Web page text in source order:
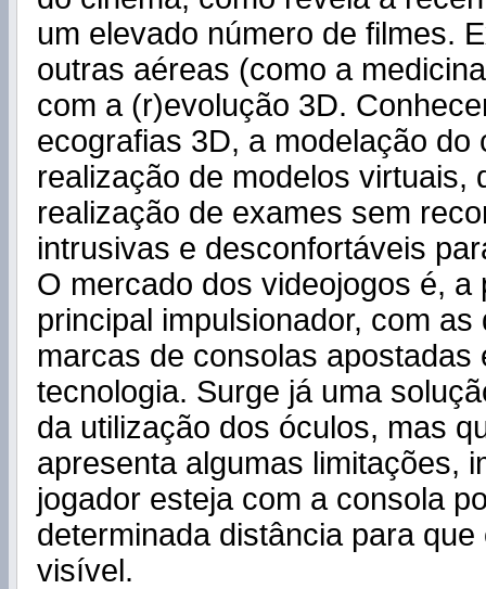
um elevado número de filmes.
outras aéreas (como a
com a (r)evolução 3D.
ecografias 3D, a modelação do
realização de modelos virtuais,
realização de exames sem
intrusivas e desconfortáveis
O mercado dos videojogos é, a
principal impulsionador, com as
marcas de consolas apostadas
tecnologia. Surge já uma
da utilização dos óculos, mas
apresenta algumas limitações,
jogador esteja com a consola
determinada distância para que
visível.